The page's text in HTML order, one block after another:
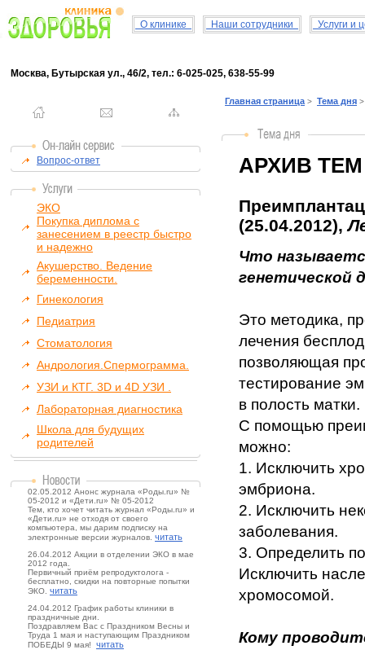
О клинике Наши сотрудники Услуги и
Москва, Бутырская ул., 46/2, тел.: 6-025-025, 638-55-99
Вопрос-ответ
ЭКО
Покупка диплома с
занесением в реестр быстро
и надежно
Акушерство. Ведение
беременности.
Гинекология
Педиатрия
Стоматология
Андрология.Спермограмма.
УЗИ и КТГ. 3D и 4D УЗИ .
Лабораторная диагностика
Школа для будущих
родителей
02.05.2012 Анонс журнала «Роды.ru» №
05-2012 и «Дети.ru» № 05-2012
Тем, кто хочет читать журнал «Роды.ru» и
«Дети.ru» не отходя от своего
компьютера, мы дарим подписку на
электронные версии журналов. читать
26.04.2012 Акции в отделении ЭКО в мае
2012 года.
Первичный приём репродуктолога -
бесплатно, скидки на повторные попытки
ЭКО. читать
24.04.2012 График работы клиники в
праздничные дни.
Поздравляем Вас с Праздником Весны и
Труда 1 мая и наступающим Праздником
ПОБЕДЫ 9 мая! читать
Главная страница > Тема дня
АРХИВ ТЕМ
(25.04.2012),
Что
генетической
Это методика,
лечения
позволяющая
тестирование
в полость матки.
С помощью
можно:
1. Исключить
эмбриона.
2. Исключить
заболевания.
3. Определить
Исключить
хромосомой.
Кому